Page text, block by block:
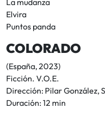
Elvira
Puntos panda
COLORADO
(España, 2023)
Ficción. V.O.E.
Dirección: Pilar González,
Duración: 12 min